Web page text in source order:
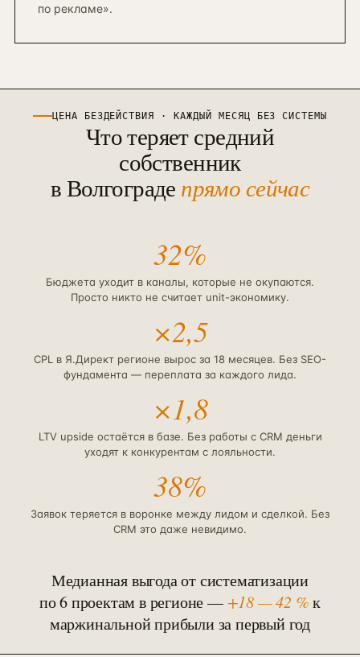
по рекламе».
ЦЕНА БЕЗДЕЙСТВИЯ · КАЖДЫЙ МЕСЯЦ БЕЗ СИСТЕМЫ
Что теряет средний
собственник
вВолгограде прямо сейчас
32%
Бюджета уходит в каналы, которые не окупаются.
Просто никто не считает unit-экономику.
×2,5
CPL в Я.Директ регионе вырос за 18 месяцев. Без SEO-
фундамента — переплата за каждого лида.
×1,8
LTV upside остаётся в базе. Без работы с CRM деньги
уходят к конкурентам с лояльности.
38%
Заявок теряется в воронке между лидом и сделкой. Без
CRM это даже невидимо.
Медианная выгода от систематизации
по6проектам врегионе—+18 — 42 %к
маржинальной прибыли за первый год